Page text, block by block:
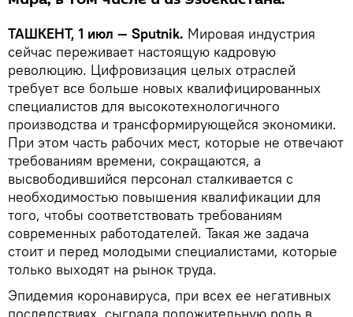
ТАШКЕНТ, 1 июл — Sputnik. Мировая индустрия
сейчас переживает настоящую кадровую
революцию. Цифровизация целых отраслей
требует все больше новых квалифицированных
специалистов для высокотехнологичного
производства и трансформирующейся экономики.
При этом часть рабочих мест, которые не отвечают
требованиям времени, сокращаются, а
высвободившийся персонал сталкивается с
необходимостью повышения квалификации для
того, чтобы соответствовать требованиям
современных работодателей. Такая же задача
стоит и перед молодыми специалистами, которые
только выходят на рынок труда.
Эпидемия коронавируса, при всех ее негативных
последствиях, сыграла положительную роль в